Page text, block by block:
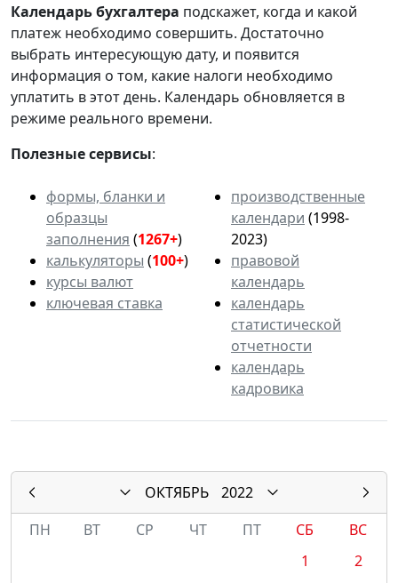
Календарьбухгалтера подскажет, когда и какой
платеж необходимо совершить. Достаточно
выбрать интересующую дату, и появится
информация о том, какие налоги необходимо
уплатить в этот день. Календарь обновляется в
режиме реального времени.
Полезные сервисы:
формы, бланки и
образцы
заполнения (1267+)
калькуляторы (100+)
курсы валют
ключевая ставка
производственные
календари (1998-
2023)
правовой
календарь
календарь
статистической
отчетности
календарь
кадровика
ОКТЯБРЬ
2022
ПН
ВТ СР ЧТ ПТ СБ
ВС
1
2